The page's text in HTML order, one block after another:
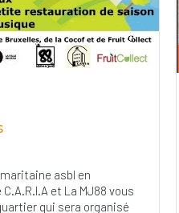
asbl en
et La MJ88 vous
qui sera organisé